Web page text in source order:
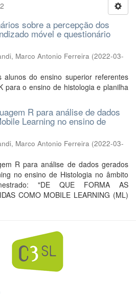
sobre a percepção dos
móvel e questionário
Marco Antonio Ferreira (2022-03-
alunos do ensino superior referentes
para o ensino de histologia e planilha
R para análise de dados
Learning no ensino de
Marco Antonio Ferreira (2022-03-
R para análise de dados gerados
no ensino de Histologia no âmbito
"DE QUE FORMA AS
COMO MOBILE LEARNING (ML)